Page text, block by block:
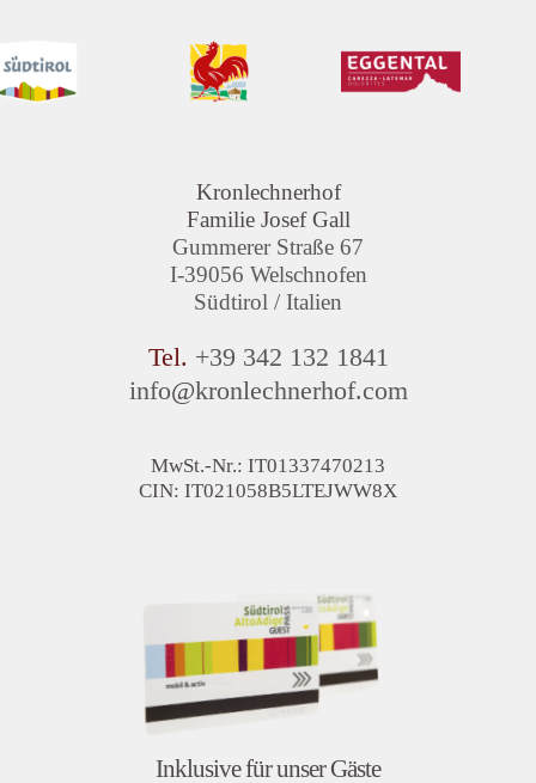
Kronlechnerhof
Familie Josef Gall
Gummerer Straße 67
I-39056 Welschnofen
Südtirol / Italien
Tel. +39 342 132 1841
info@kronlechnerhof.com
MwSt.-Nr.: IT01337470213
CIN: IT021058B5LTEJWW8X
Inklusive für unser Gäste